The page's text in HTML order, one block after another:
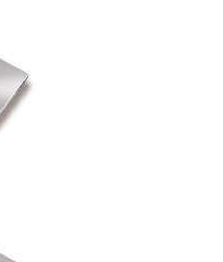
119, ХОЛОДНЫЙ
(3